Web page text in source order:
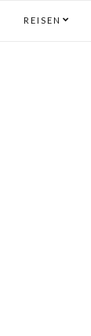
REISEN